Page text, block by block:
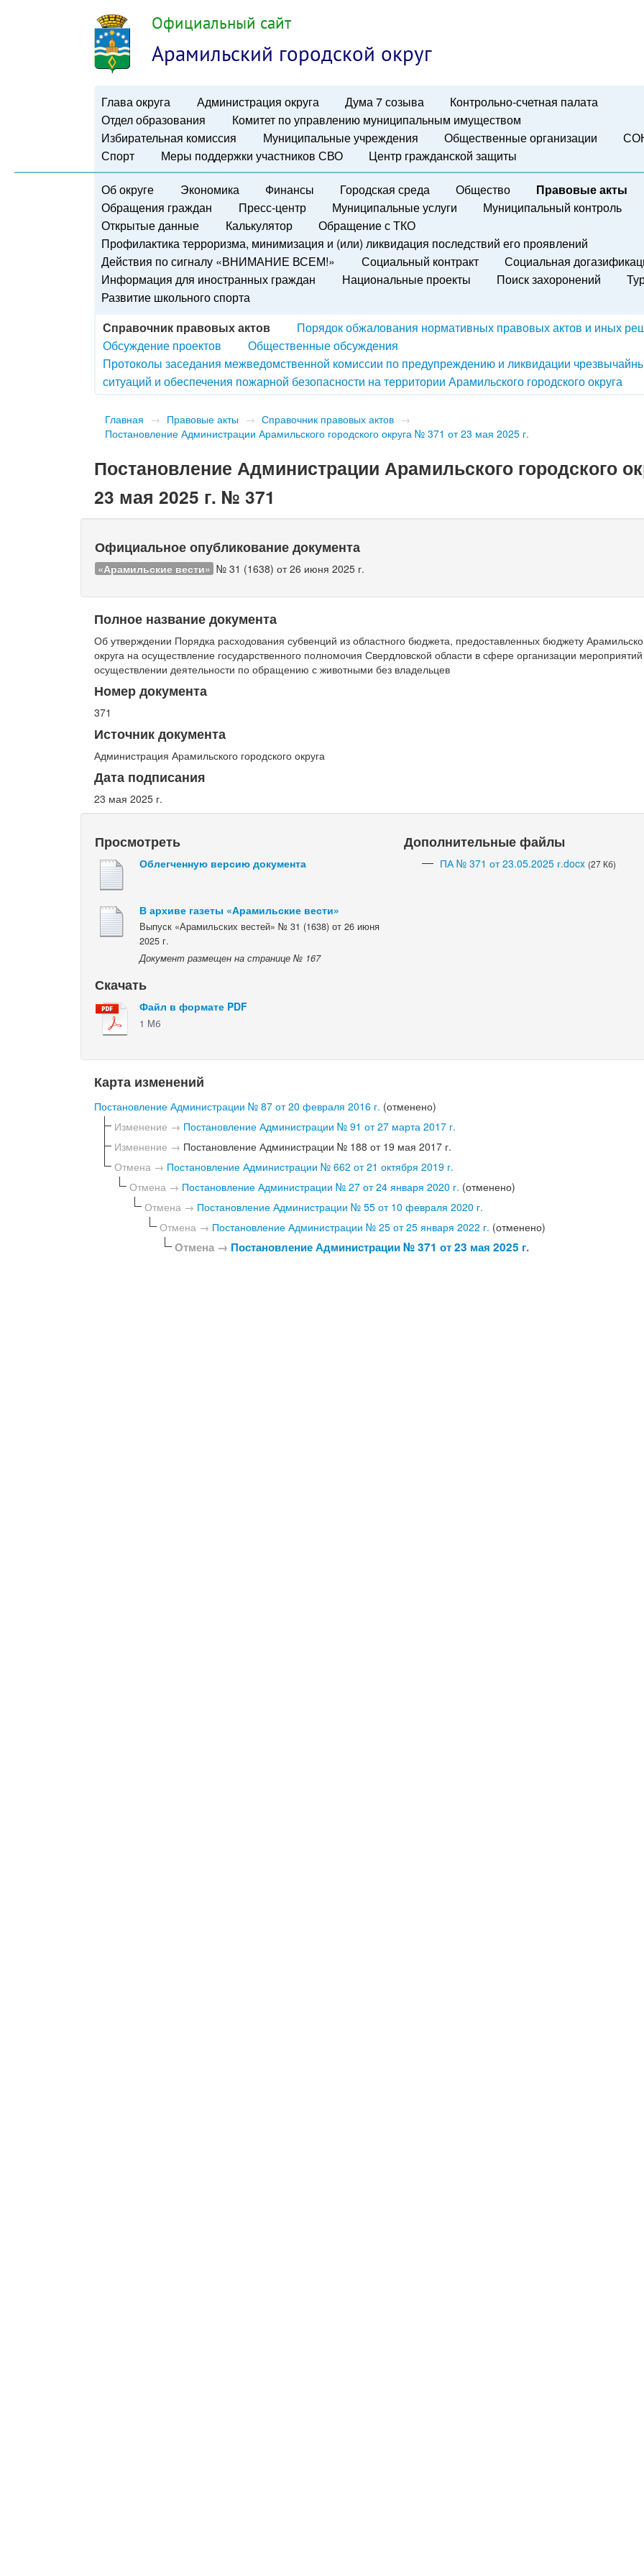
Официальный сайт
Арамильский городской округ
Глава округа Администрация округа Дума 7 созыва
Контрольно-счетная палата
Отдел образования
Комитет по управлению муниципальным имуществом
Избирательная комиссия
Муниципальные учреждения Общественные организации
Спорт
Меры поддержки участников СВО Центр гражданской защиты
Об округе Экономика Финансы Городская среда Общество
Правовые акты
Обращения граждан
Пресс-центр Муниципальные услуги
Муниципальный контроль
Открытые данные
Калькулятор
Обращение с ТКО
Профилактика терроризма, минимизация и (или) ликвидация последствий его проявлений
Действия по сигналу «ВНИМАНИЕ ВСЕМ!»
Социальный контракт
Социальная
Информация для иностранных граждан
Национальные проекты Поиск захоронений
Развитие школьного спорта
Справочник правовых актов
Порядок обжалования нормативных правовых актов и иных
Обсуждение проектов
Общественные обсуждения
Протоколы заседания межведомственной комиссии по предупреждению и ликвидации
ситуаций и обеспечения пожарной безопасности на территории Арамильского городского округа
Главная → Правовые акты → Справочник правовых актов →
Постановление Администрации Арамильского городского округа № 371 от 23 мая 2025 г.
Постановление Администрации Арамильского городского
23 мая 2025 г. № 371
Официальное опубликование документа
«Арамильские вести» № 31 (1638) от 26 июня 2025 г.
Полное название документа
Об утверждении Порядка расходования субвенций из областного бюджета, предоставленных бюджету
округа на осуществление государственного полномочия Свердловской области в сфере организации
осуществлении деятельности по обращению с животными без владельцев
Номер документа
371
Источник документа
Администрация Арамильского городского округа
Дата подписания
23 мая 2025 г.
Просмотреть
Облегченную версию документа
В архиве газеты «Арамильские вести»
Выпуск «Арамильских вестей» № 31 (1638) от 26 июня
2025 г.
Документ размещен на странице № 167
Скачать
Файл в формате PDF
1 Мб
Дополнительные файлы
ПА № 371 от 23.05.2025 г.docx (27 Кб)
Карта изменений
Постановление Администрации № 87 от 20 февраля 2016 г. (отменено)
Изменение → Постановление Администрации № 91 от 27 марта 2017 г.
Изменение → Постановление Администрации № 188 от 19 мая 2017 г.
Отмена → Постановление Администрации № 662 от 21 октября 2019 г.
Отмена → Постановление Администрации № 27 от 24 января 2020 г. (отменено)
Отмена → Постановление Администрации № 55 от 10 февраля 2020 г.
Отмена → Постановление Администрации № 25 от 25 января 2022 г. (отменено)
Отмена → Постановление Администрации № 371 от 23 мая 2025 г.